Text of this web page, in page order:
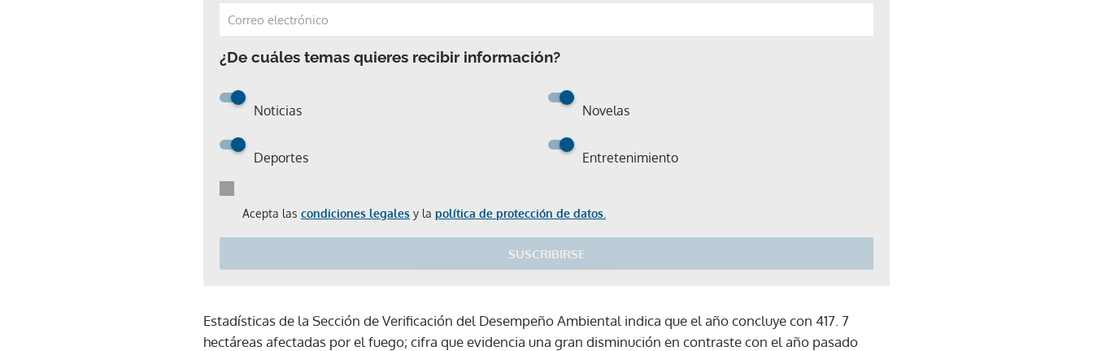
¿De cuáles temas quieres recibir información?
Noticias Novelas
Deportes Entretenimiento
Acepta las condiciones legales y la política de protección de datos.
SUSCRIBIRSE
Estadísticas de la Sección de Verificación del Desempeño Ambiental indica que el año concluye con 417. 7
hectáreas afectadas por el fuego; cifra que evidencia una gran disminución en contraste con el año pasado